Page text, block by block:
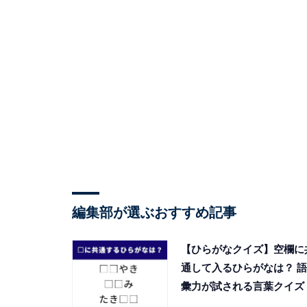
編集部が選ぶおすすめ記事
【ひらがなクイズ】空欄に
通して入るひらがなは？ 語
彙力が試される言葉クイズ